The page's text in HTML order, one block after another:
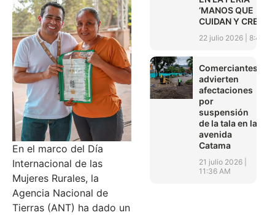
En el marco del Día
Internacional de las
Mujeres Rurales, la
Agencia Nacional de
Tierras (ANT) ha dado un
‘MANOS QUE
CUIDAN Y CREAN’
22 julio 2026 8:45
Comerciantes
advierten
afectaciones
por
suspensión
de la tala en la
avenida
Catama
21 julio 2026
11:36 AM